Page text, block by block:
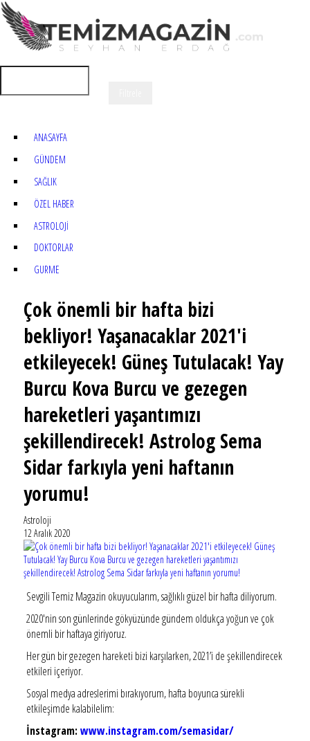
ANASAYFA
GÜNDEM
SAĞLIK
ÖZEL HABER
ASTROLOJİ
DOKTORLAR
GURME
Çok önemli bir hafta bizi
bekliyor! Yaşanacaklar 2021'i
etkileyecek! Güneş Tutulacak! Yay
Burcu Kova Burcu ve gezegen
hareketleri yaşantımızı
şekillendirecek! Astrolog Sema
Sidar farkıyla yeni haftanın
yorumu!
Astroloji
12 Aralık 2020
Sevgili Temiz Magazin okuyucularım, sağlıklı güzel bir hafta diliyorum.
2020'nin son günlerinde gökyüzünde gündem oldukça yoğun ve çok
önemli bir haftaya giriyoruz.
Her gün bir gezegen hareketi bizi karşılarken, 2021’i de şekillendirecek
etkileri içeriyor.
Sosyal medya adreslerimi bırakıyorum, hafta boyunca sürekli
etkileşimde kalabilelim:
İnstagram:www.instagram.com/semasidar/